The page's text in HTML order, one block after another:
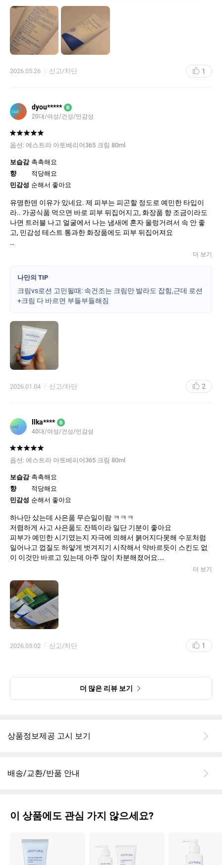
분 충전 해주고 방어막으로만 발라줘야함 동생은 세안 후 이거 로션
마냥 바로 찹찹 바르던데 내가 그렇게 바르면 바로 원인모를 요철이
우두두 올라오기 때문에 각질제거 잘 된 상태+물타입 콧물타입으로
충분히 피부보습이 된 상태에서 콩알만 섞어 바르기 근데 이 방법도
한 겨울과 건조한 환절기에만 가능한 방법 지금같은 초여름-여름에
는 그냥 산뜻한 거 바르십쇼 욕심내지 말고
2026.05.26 신고/차단 1
dyou***** B
20대/여성/건성/민감성
옵션: 에스트라 아토베리어365 크림 80ml
보습감 촉촉해요
향
적당해요
민감성 순해서 좋아요
유명한덴 이유가 있네요. 제 피부는 피곤할 정도로 예민한 타입이
라.. 가공식품 먹으면 바로 피부 뒤집어지고, 화장품 향 조금이라도
나면 트러블 나고 얼굴에서 나는 냄새에 혼자 울렁거려서 속 안 좋
고, 민감성 테스트 통과한 화장품에도 피부 뒤집어져요
그래서 순한 제품들만 쓰다가 겨울되니 아무리 수분앰플과 크림을
후회돼요. ‘진작에 쓸걸’하는 후회요.
정말 순하고, 맨 피부에 토너도 안 바르고 이 크림 하나만 발라도 속
건조가 잡혀요. 향도 완전한 무향이라 너무너무 좋아요.
요! 역시 대기업은 대기업이네요
그리고 무엇보다 에스트라는 본품 사면 샘플 많이 줘서 좋아요. 샘
플로 접한 365로션, 모공 세럼도 정말 좋아서 본품 추가구매 했어요.
***한달 넘게 쓰고 추가리뷰***
저처럼 초가공식품(라면, 과자, 젤리, 액상과당, 설탕 많이 들어간 디
저트) 먹으면 그날 바로 얼굴에 빨간 트러블 와다다 올라오시는 분
평생 이런적이 한 번도 없는데, 너무 신기해서 남깁니다.
물론 피부에 안 좋은 나쁜 음식들 아예 안 먹는게 이상적이지만, 현
올라오는데, 얘는 한달넘게 피부가 멀쩡해요!
더 보기
나만의 TIP
크림vs로션 고민될때: 속건조는 크림만 발라도 잡힘,근데 로션
+크림 다 바르면 부들부들해짐
2026.01.04 신고/차단 2
llka**** B
40대/여성/건성/민감성
옵션: 에스트라 아토베리어365 크림 80ml
보습감 촉촉해요
향
적당해요
민감성 순해서 좋아요
하나만 샀는데 사은품 무슨일이람 ㅋㅋㅋ
저렴하게 사고 사은품도 잔뜩이라 일단 기분이 좋아요
피부가 예민한 시기였는지 자극에 의해서 붉어지다못해 수포처럼
일어나고 껍질도 하얗게 벗겨지기 시작해서 약바르듯이 스킨도 없
이 이것만 바르고 있는데 아주 많이 차분해졌어요.
문의하니까 365만 일단 바르는게 좋겠다고 하시더라구요
일리윤이 민감보습용이면 에스트라365는 손상용인듯?
알갱이가 있지만 불편하지 않고 건성용같아도
전혀 기름지다는 느낌없이 흡수되어서 아주 좋아요.
지금은 육안으로는 티가 거의 안나게 좋아졌어요.
뭔가 든든하게 의지되는 느낌입니다. 여러 기능성 제품들을사용하
이에요. 재구매의사있고 만족해요
더 보기
2026.05.02 신고/차단 1
더 많은 리뷰 보기
상품정보제공 고시 보기
배송/교환/반품 안내
이 상품에도 관심 가지 않으세요?